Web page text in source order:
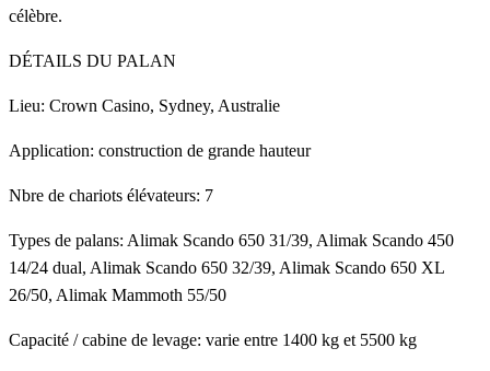
célèbre.
DÉTAILS DU PALAN
Lieu: Crown Casino, Sydney, Australie
Application: construction de grande hauteur
Nbre de chariots élévateurs: 7
Types de palans: Alimak Scando 650 31/39, Alimak Scando 450
14/24 dual, Alimak Scando 650 32/39, Alimak Scando 650 XL
26/50, Alimak Mammoth 55/50
Capacité / cabine de levage: varie entre 1400 kg et 5500 kg